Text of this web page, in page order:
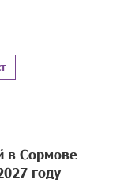
в Сормове
году